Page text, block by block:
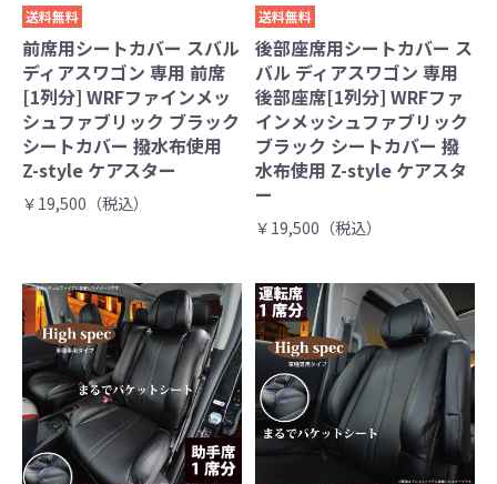
送料無料
前席用シートカバー スバル
ディアスワゴン 専用 前席
[1列分] WRFファインメッ
シュファブリック ブラック
シートカバー 撥水布使用
Z-style ケアスター
￥19,500（税込）
送料無料
後部座席用シートカバー ス
バル ディアスワゴン 専用
後部座席[1列分] WRFファ
インメッシュファブリック
ブラック シートカバー 撥
水布使用 Z-style ケアスタ
ー
￥19,500（税込）